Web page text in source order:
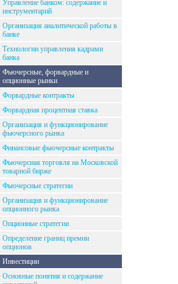
Управление банком: содержание и
инструментарий
Организация аналитической работы в
банке
Технологии управления кадрами
банка
Фьючерсные, форвардные и
опционные рынки
Форвардные контракты
Форвардная процентная ставка
Организация и функционирование
фьючерсного рынка
Финансовые фьючерсные контракты
Фьючерсная торговля на Московской
товарной бирже
Фьючерсные стратегии
Организация и функционирование
опционного рынка
Опционные стратегии
Определение границ премии
опционов
Инвестиции
Основные понятия и содержание